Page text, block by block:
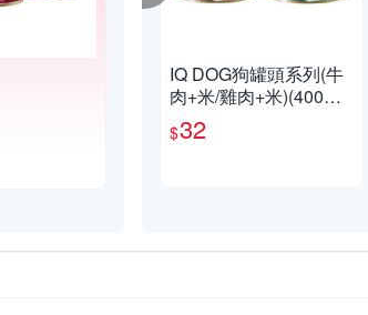
IQ DOG狗罐頭系列(牛
肉+米/雞肉+米)(400G/
罐)【愛買】
$32